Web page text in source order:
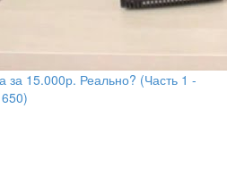
15.000р. Реально? (Часть 1 -